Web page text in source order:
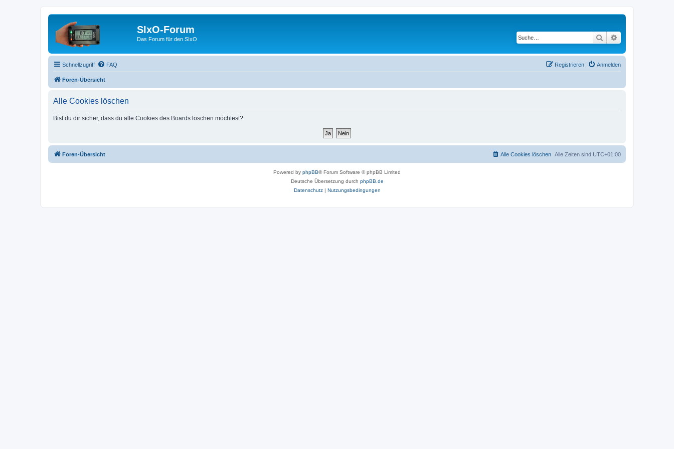
SIxO-Forum
Das Forum für den SIxO Suche
Schnellzugriff FAQ Anmelden
Registrieren
Foren-Übersicht
Alle Cookies löschen
Bist du dir sicher, dass du alle Cookies des Boards löschen möchtest?
Foren-Übersicht Alle Zeiten sind UTC+01:00
Alle Cookies löschen
Powered by phpBB® Forum Software © phpBB Limited
Deutsche Übersetzung durch phpBB.de
Datenschutz| Nutzungsbedingungen